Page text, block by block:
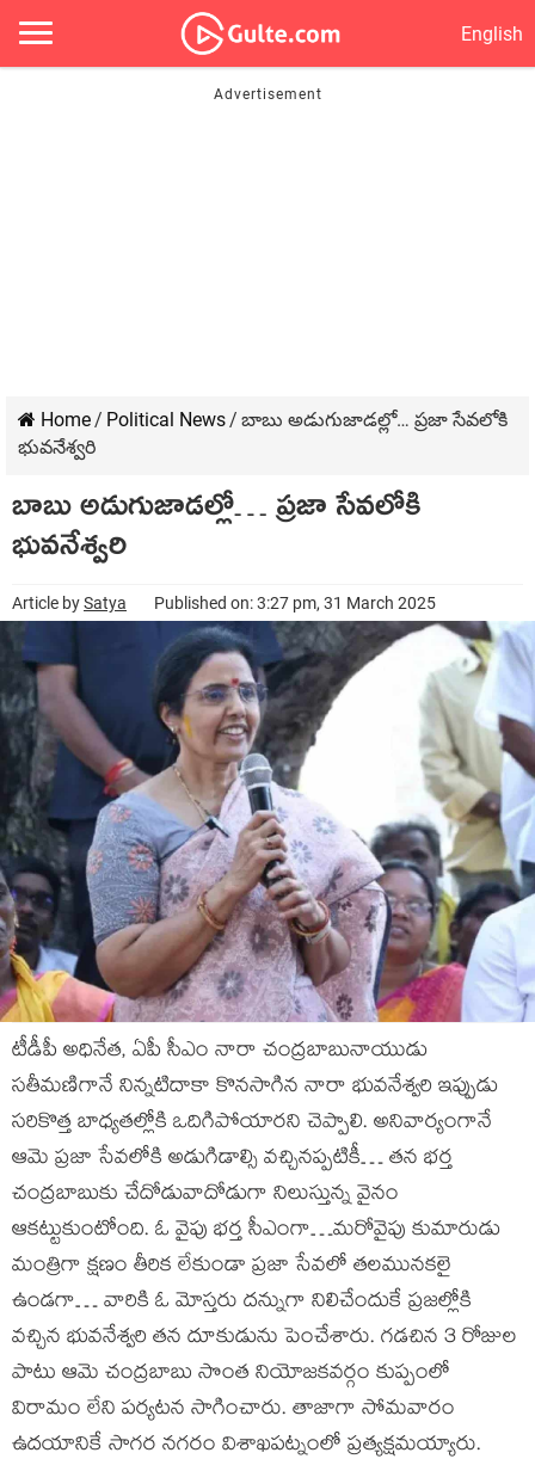
English
Home/ Political News/ బాబు అడుగుజాడల్లో… ప్రజా సేవలోకి
భువనేశ్వరి
బాబు అడుగుజాడల్లో… ప్రజా సేవలోకి
భువనేశ్వరి
Article bySatya Published on: 3:27 pm, 31 March 2025
టీడీపీ అధినేత, ఏపీ సీఎం నారా చంద్రబాబునాయుడు
సతీమణిగానే నిన్నటిదాకా కొనసాగిన నారా భువనేశ్వరి ఇప్పుడు
సరికొత్త బాధ్యతల్లోకి ఒదిగిపోయారని చెప్పాలి. అనివార్యంగానే
ఆమె ప్రజా సేవలోకి అడుగిడాల్సి వచ్చినప్పటికీ… తన భర్త
చంద్రబాబుకు చేదోడువాదోడుగా నిలుస్తున్న వైనం
ఆకట్టుకుంటోంది. ఓ వైపు భర్త సీఎంగా…మరోవైపు కుమారుడు
మంత్రిగా క్షణం తీరిక లేకుండా ప్రజా సేవలో తలమునకలై
ఉండగా… వారికి ఓ మోస్తరు దన్నుగా నిలిచేందుకే ప్రజల్లోకి
వచ్చిన భువనేశ్వరి తన దూకుడును పెంచేశారు. గడచిన 3 రోజుల
పాటు ఆమె చంద్రబాబు సొంత నియోజకవర్గం కుప్పంలో
విరామం లేని పర్యటన సాగించారు. తాజాగా సోమవారం
ఉదయానికే సాగర నగరం విశాఖపట్నంలో ప్రత్యక్షమయ్యారు.